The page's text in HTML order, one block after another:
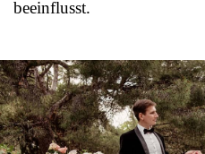
beeinflusst.